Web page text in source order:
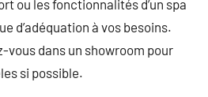
ou les fonctionnalités d’un spa
d’adéquation à vos besoins.
vous dans un showroom pour
si possible.